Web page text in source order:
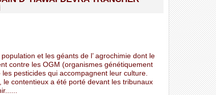
et les géants de l’ agrochimie dont le
contre les OGM (organismes génétiquement
pesticides qui accompagnent leur culture.
le contentieux a été porté devant les tribunaux